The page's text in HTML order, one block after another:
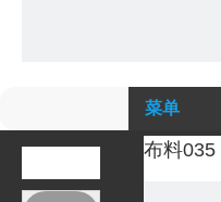
菜单
布料035